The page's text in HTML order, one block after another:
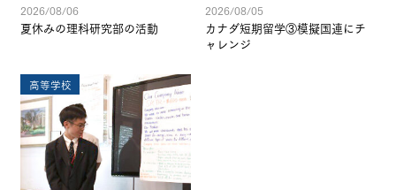
2026/08/06
夏休みの理科研究部の活動
2026/08/05
カナダ短期留学③模擬国連にチ
ャレンジ
高等学校